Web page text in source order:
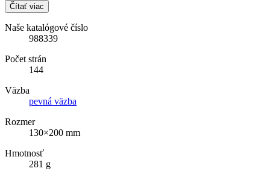
Čítať viac
Naše katalógové číslo
988339
Počet strán
144
Väzba
pevná väzba
Rozmer
130×200 mm
Hmotnosť
281 g